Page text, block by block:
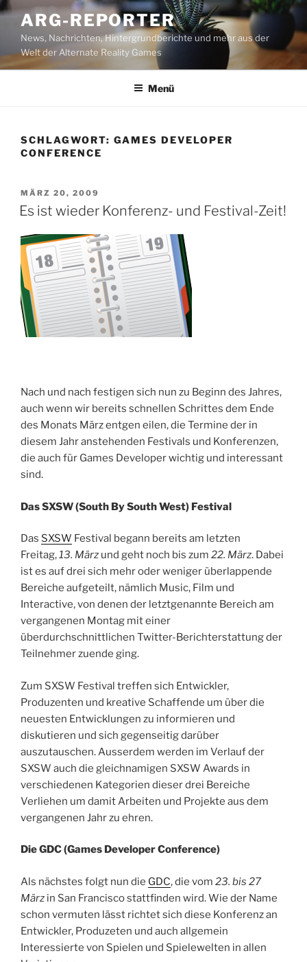
Zum
Inhalt
springen
ARG-REPORTER
News, Nachrichten, Hintergrundberichte und mehr aus der
Welt der Alternate Reality Games
Menü
SCHLAGWORT: GAMES DEVELOPER
CONFERENCE
VERÖFFENTLICHT
AM
MÄRZ 20, 2009
Es ist wieder Konferenz- und Festival-Zeit!
Nach und nach festigen sich nun zu Beginn des Jahres,
auch wenn wir bereits schnellen Schrittes dem Ende
des Monats März entgen eilen, die Termine der in
diesem Jahr anstehenden Festivals und Konferenzen,
die auch für Games Developer wichtig und interessant
sind.
Das SXSW (South By South West) Festival
Das SXSW Festival begann bereits am letzten
Freitag,13. März und geht noch bis zum 22. März. Dabei
ist es auf drei sich mehr oder weniger überlappende
Bereiche aufgeteilt, nämlich Music, Film und
Interactive, von denen der letztgenannte Bereich am
vergangenen Montag mit einer
überdurchschnittlichen Twitter-Berichterstattung der
Teilnehmer zuende ging.
Zum SXSW Festival treffen sich Entwickler,
Produzenten und kreative Schaffende um über die
neuesten Entwicklungen zu informieren und
diskutieren und sich gegenseitig darüber
auszutauschen. Ausserdem werden im Verlauf der
SXSW auch die gleichnamigen SXSW Awards in
verschiedenen Kategorien dieser drei Bereiche
Verliehen um damit Arbeiten und Projekte aus dem
vergangenen Jahr zu ehren.
Die GDC (Games Developer Conference)
Als nächstes folgt nun die GDC, die vom 23. bis 27
März in San Francisco stattfinden wird. Wie der Name
schon vermuten lässt richtet sich diese Konferenz an
Entwickler, Produzeten und auch allgemein
Interessierte von Spielen und Spielewelten in allen